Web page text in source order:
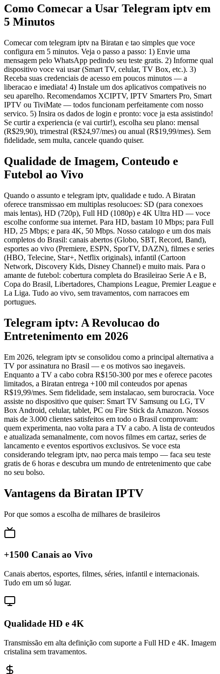
Como Comecar a Usar Telegram iptv em
5 Minutos
Comecar com telegram iptv na Biratan e tao simples que voce
configura em 5 minutos. Veja o passo a passo: 1) Envie uma
mensagem pelo WhatsApp pedindo seu teste gratis. 2) Informe qual
dispositivo voce vai usar (Smart TV, celular, TV Box, etc.). 3)
Receba suas credenciais de acesso em poucos minutos — a
liberacao e imediata! 4) Instale um dos aplicativos compativeis no
seu aparelho. Recomendamos XCIPTV, IPTV Smarters Pro, Smart
IPTV ou TiviMate — todos funcionam perfeitamente com nosso
servico. 5) Insira os dados de login e pronto: voce ja esta assistindo!
Se curtir a experiencia (e vai curtir!), escolha seu plano: mensal
(R$29,90), trimestral (R$24,97/mes) ou anual (R$19,99/mes). Sem
fidelidade, sem multa, cancele quando quiser.
Qualidade de Imagem, Conteudo e
Futebol ao Vivo
Quando o assunto e telegram iptv, qualidade e tudo. A Biratan
oferece transmissao em multiplas resolucoes: SD (para conexoes
mais lentas), HD (720p), Full HD (1080p) e 4K Ultra HD — voce
escolhe conforme sua internet. Para HD, bastam 10 Mbps; para Full
HD, 25 Mbps; e para 4K, 50 Mbps. Nosso catalogo e um dos mais
completos do Brasil: canais abertos (Globo, SBT, Record, Band),
esportes ao vivo (Premiere, ESPN, SporTV, DAZN), filmes e series
(HBO, Telecine, Star+, Netflix originals), infantil (Cartoon
Network, Discovery Kids, Disney Channel) e muito mais. Para o
amante de futebol: cobertura completa do Brasileirao Serie A e B,
Copa do Brasil, Libertadores, Champions League, Premier League e
La Liga. Tudo ao vivo, sem travamentos, com narracoes em
portugues.
Telegram iptv: A Revolucao do
Entretenimento em 2026
Em 2026, telegram iptv se consolidou como a principal alternativa a
TV por assinatura no Brasil — e os motivos sao inegaveis.
Enquanto a TV a cabo cobra R$150-300 por mes e oferece pacotes
limitados, a Biratan entrega +100 mil conteudos por apenas
R$19,99/mes. Sem fidelidade, sem instalacao, sem burocracia. Voce
assiste no dispositivo que quiser: Smart TV Samsung ou LG, TV
Box Android, celular, tablet, PC ou Fire Stick da Amazon. Nossos
mais de 3.000 clientes satisfeitos em todo o Brasil comprovam:
quem experimenta, nao volta para a TV a cabo. A lista de conteudos
e atualizada semanalmente, com novos filmes em cartaz, series de
lancamento e eventos esportivos exclusivos. Se voce esta
considerando telegram iptv, nao perca mais tempo — faca seu teste
gratis de 6 horas e descubra um mundo de entretenimento que cabe
no seu bolso.
Vantagens da Biratan IPTV
Por que somos a escolha de milhares de brasileiros
+1500 Canais ao Vivo
Canais abertos, esportes, filmes, séries, infantil e internacionais.
Tudo em um só lugar.
Qualidade HD e 4K
Transmissão em alta definição com suporte a Full HD e 4K. Imagem
cristalina sem travamentos.